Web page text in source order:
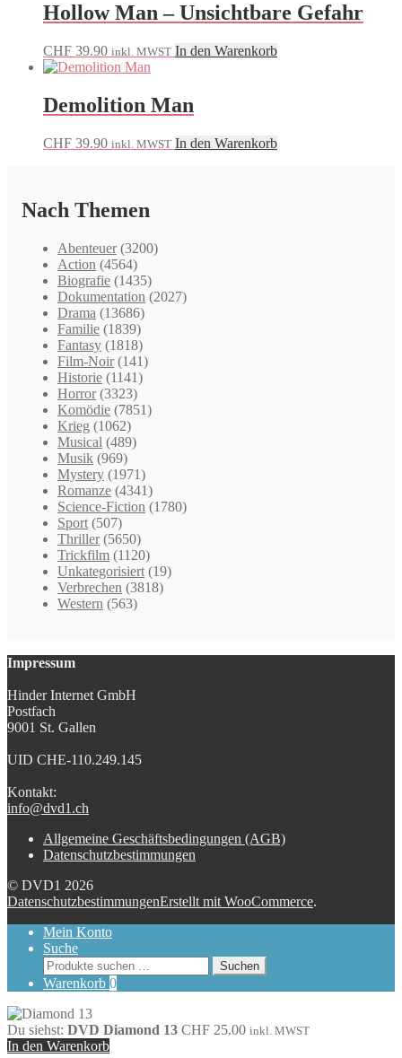
Hollow Man – Unsichtbare Gefahr
CHF 39.90 inkl. MWST In den Warenkorb
Demolition Man
CHF 39.90 inkl. MWST In den Warenkorb
Nach Themen
Abenteuer (3200)
Action (4564)
Biografie (1435)
Dokumentation (2027)
Drama (13686)
Familie (1839)
Fantasy (1818)
Film-Noir (141)
Historie (1141)
Horror (3323)
Komödie (7851)
Krieg (1062)
Musical (489)
Musik (969)
Mystery (1971)
Romanze (4341)
Science-Fiction (1780)
Sport (507)
Thriller (5650)
Trickfilm (1120)
Unkategorisiert (19)
Verbrechen (3818)
Western (563)
Impressum
Hinder Internet GmbH
Postfach
9001 St. Gallen
UID CHE-110.249.145
Kontakt:
info@dvd1.ch
Allgemeine Geschäftsbedingungen (AGB)
Datenschutzbestimmungen
© DVD1 2026
DatenschutzbestimmungenErstellt mit WooCommerce.
Mein Konto
Suche
Suchen
nach:
Suchen
Warenkorb 0
Du siehst: DVD Diamond 13 CHF 25.00 inkl. MWST
In den Warenkorb